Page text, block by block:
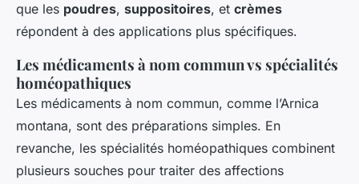
que les poudres, suppositoires, et crèmes
répondent à des applications plus spécifiques.
Les médicaments à nom commun vs spécialités
homéopathiques
Les médicaments à nom commun, comme l’Arnica
montana, sont des préparations simples. En
revanche, les spécialités homéopathiques combinent
plusieurs souches pour traiter des affections